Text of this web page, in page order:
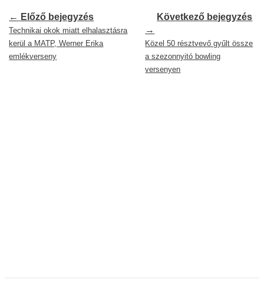
← Előző bejegyzés
Technikai okok miatt elhalasztásra
kerül a MATP, Werner Erika
emlékverseny
Következő bejegyzés
→
Közel 50 résztvevő gyűlt össze
a szezonnyitó bowling
versenyen